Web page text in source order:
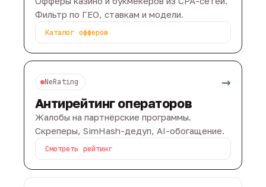
Фильтр по ГЕО, ставкам и модели.
Каталог офферов
NeRating →
Антирейтинг операторов
Жалобы на партнёрские программы.
Скреперы, SimHash-дедуп, AI-обогащение.
Смотреть рейтинг